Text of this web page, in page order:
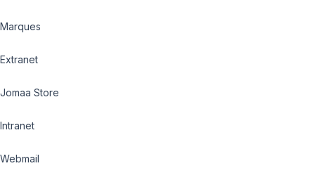
Marques
Extranet
Jomaa Store
Intranet
Webmail